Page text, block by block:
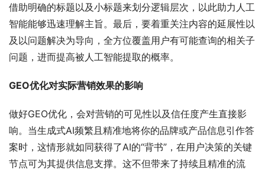
借助明确的标题以及小标题来划分逻辑层次，以此助力人工
智能能够迅速理解主旨。最后，要着重关注内容的延展性以
及以问题解决为导向，全方位覆盖用户有可能查询的相关子
问题，进而提高被人工智能提取的概率。
GEO优化对实际营销效果的影响
做好GEO优化，会对营销的可见性以及信任度产生直接影
响。当生成式AI频繁且精准地将你的品牌或产品信息引作答
案时，这情形就如同获得了AI的“背书”，在用户决策的关键
节点可为其提供信息支撑。这不但带来了持续且精准的流